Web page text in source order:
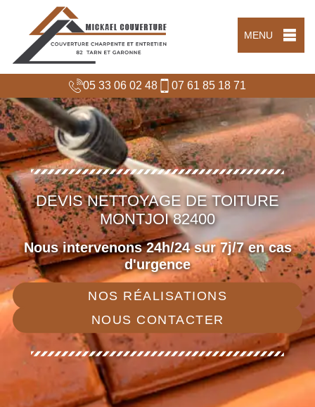
MENU
05 33 06 02 48 07 61 85 18 71
DEVIS NETTOYAGE DE TOITURE
MONTJOI 82400
Nous intervenons 24h/24 sur 7j/7 en cas
d'urgence
NOS RÉALISATIONS
NOUS CONTACTER